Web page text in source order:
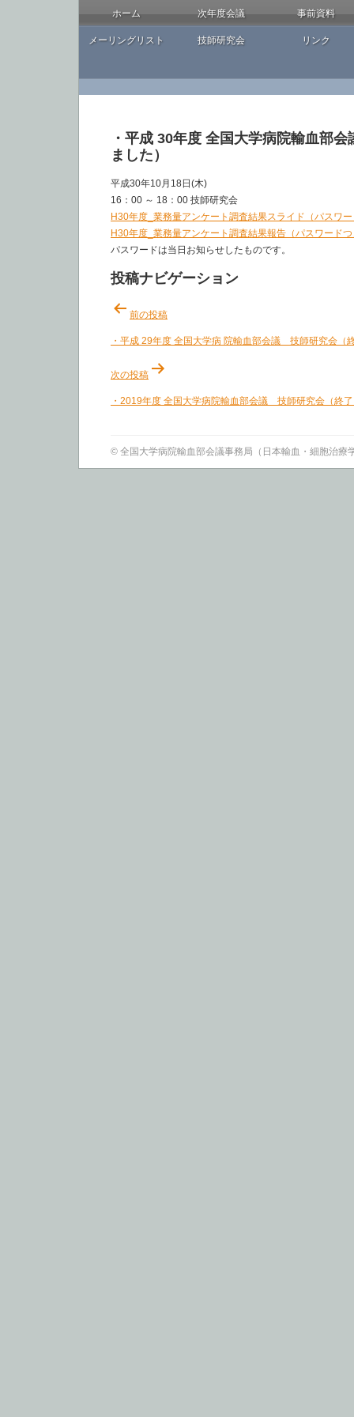
ホーム 次年度会議 事前資料
メーリングリスト 技師研究会 リンク
・平成 30年度 全国大学病院輸血部
ました）
平成30年10月18日(木)
16：00 ～ 18：00 技師研究会
H30年度_業務量アンケート調査結果スライド（パスワ
H30年度_業務量アンケート調査結果報告（パスワード
パスワードは当日お知らせしたものです。
投稿ナビゲーション
前の投稿
・平成 29年度 全国大学病 院輸血部会議 技師研究会（
次の投稿
・2019年度 全国大学病院輸血部会議 技師研究会（終
© 全国大学病院輸血部会議事務局（日本輸血・細胞治療